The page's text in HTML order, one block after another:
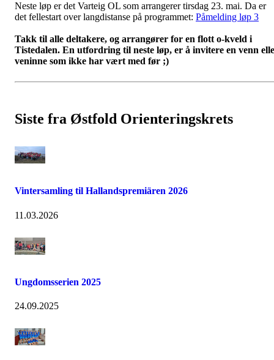
Neste løp er det Varteig OL som arrangerer tirsdag 23. mai. Da er
det fellestart over langdistanse på programmet: Påmelding løp 3
Takk til alle deltakere, og arrangører for en flott o-kveld i
Tistedalen. En utfordring til neste løp, er å invitere en venn
veninne som ikke har vært med før ;)
Siste fra Østfold Orienteringskrets
Vintersamling til Hallandspremiären 2026
11.03.2026
Ungdomsserien 2025
24.09.2025